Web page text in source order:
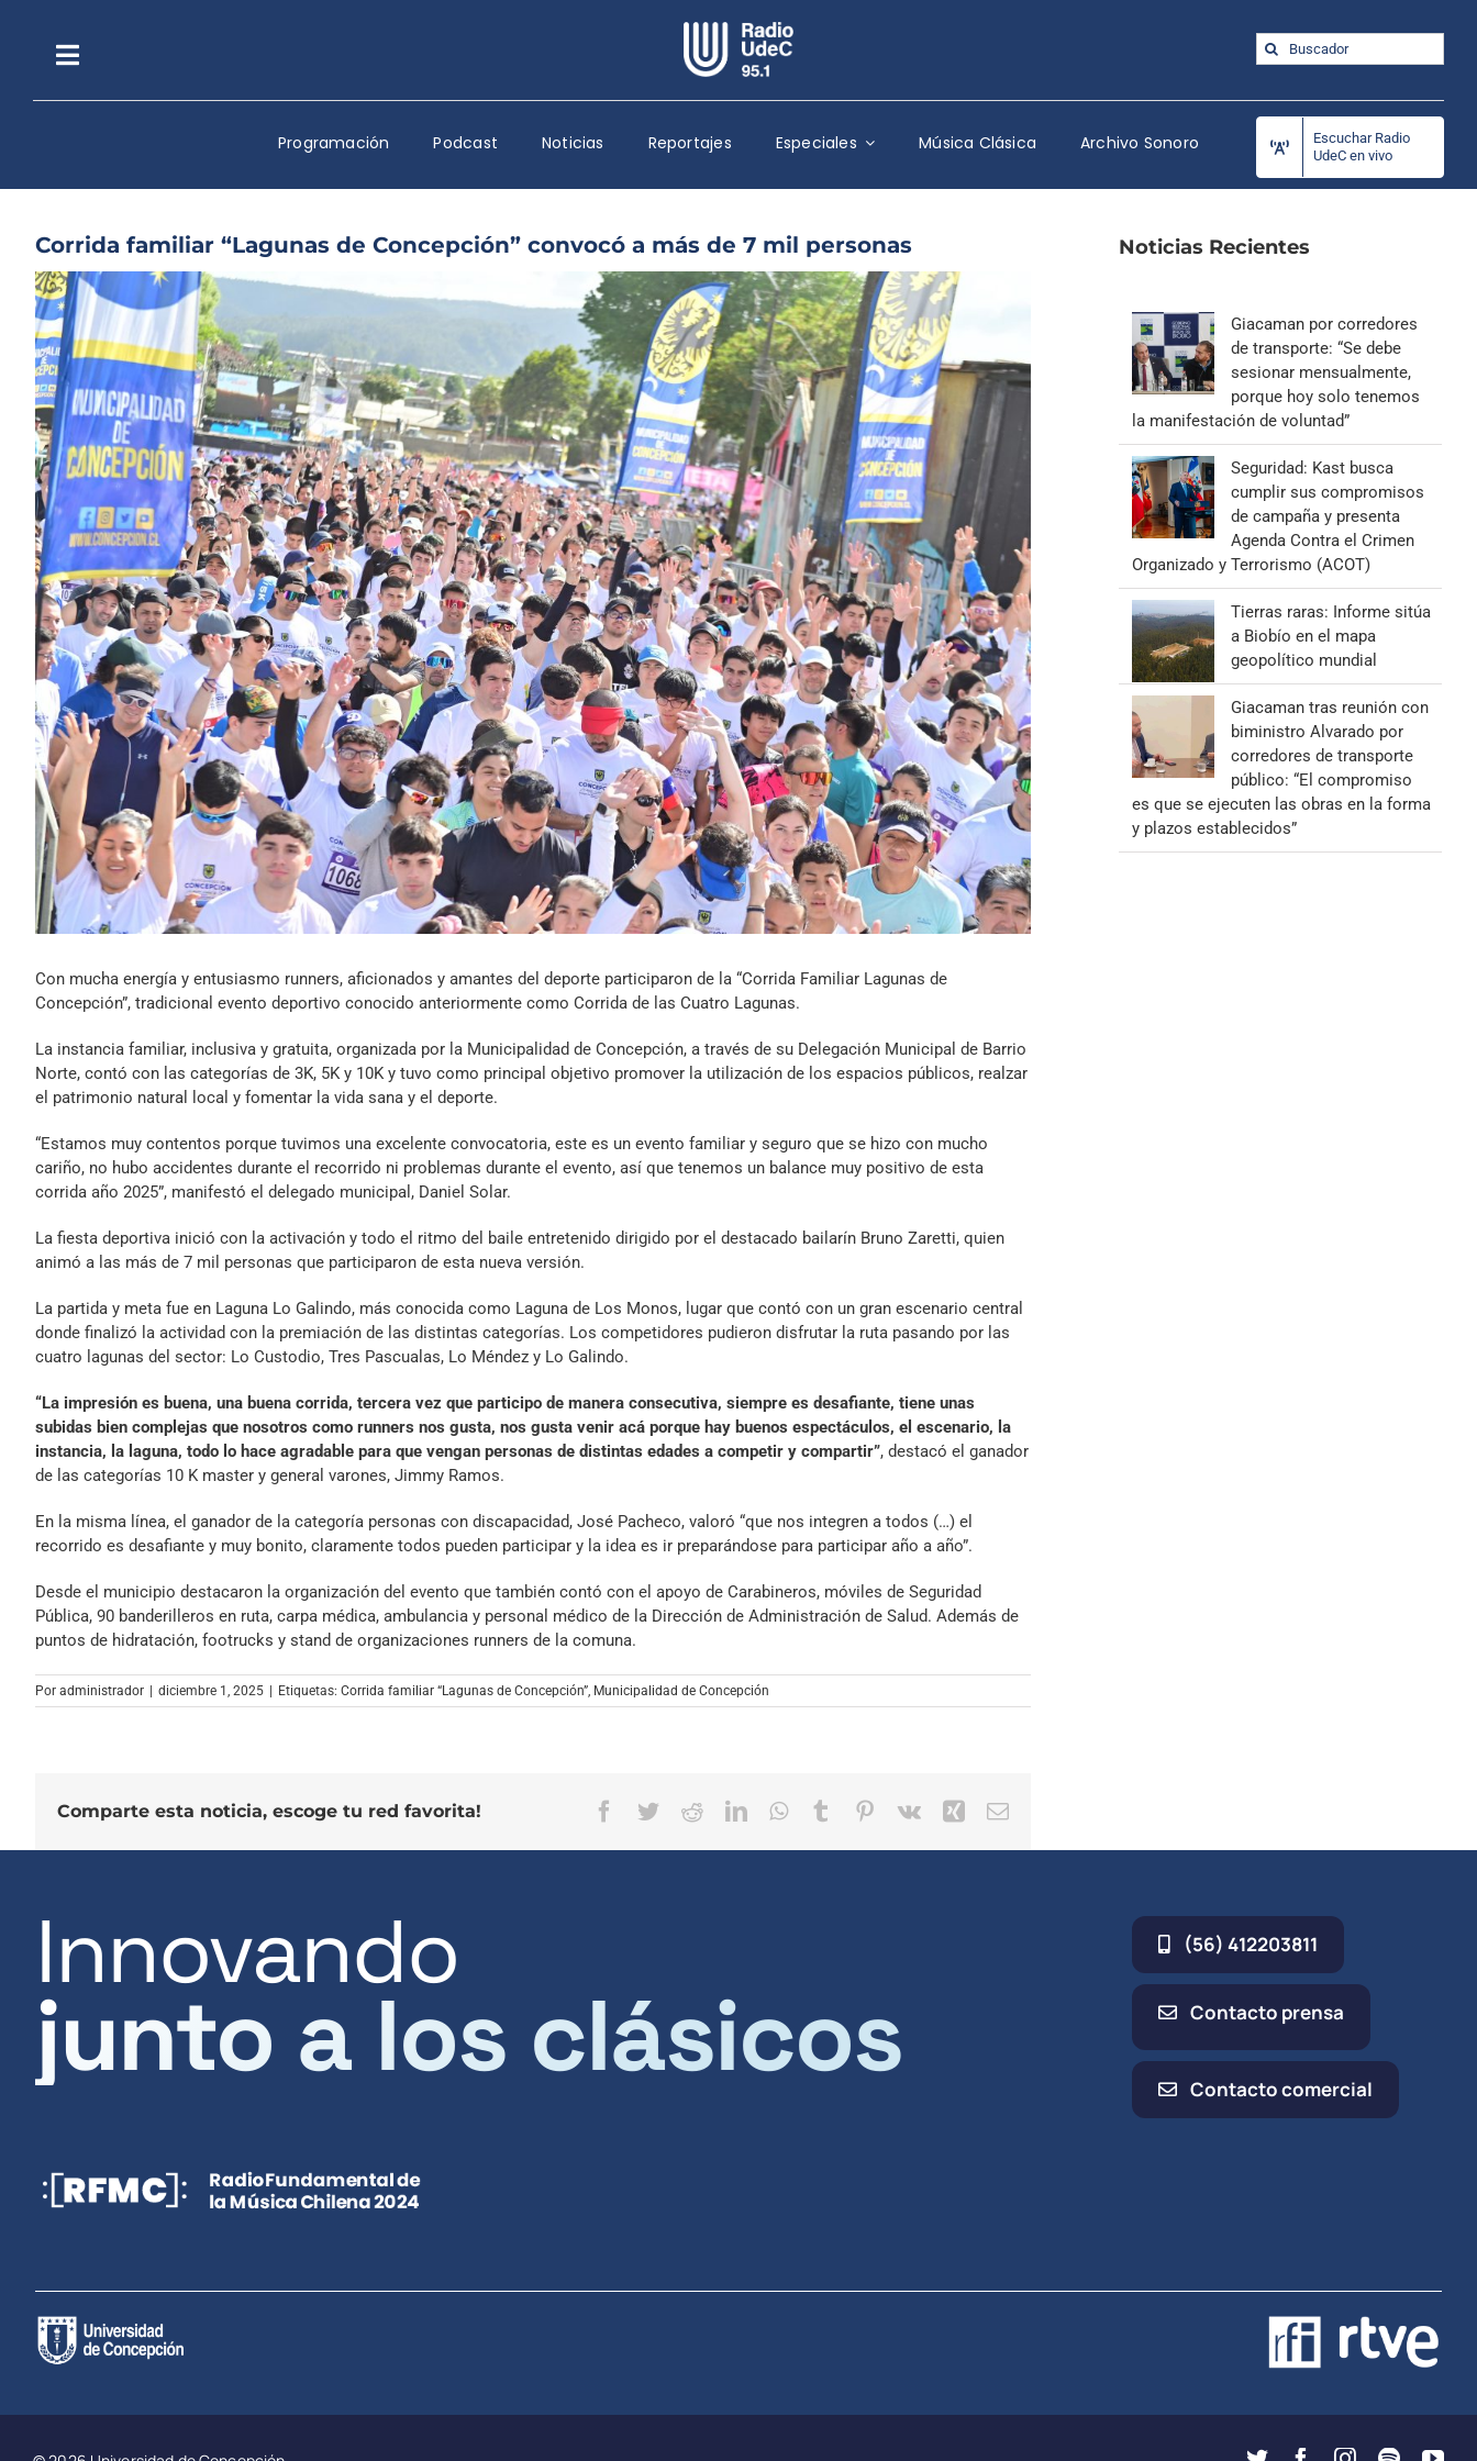
contenidoToggle
Navigation
Escuchar Radio UdeC en vivo
Quiénes Somos
Programación
Podcast
Noticias
Reportajes
Columnas
Música Clásica
Especiales
Archivo Sonoro
Buscar:
Programación Podcast Noticias Reportajes Especiales Música Clásica Archivo Sonoro
Escuchar Radio
UdeC en vivo
Corrida familiar “Lagunas de Concepción” convocó a más de 7 mil personas
Ver
imagen
más
grande
Con mucha energía y entusiasmo runners, aficionados y amantes del deporte participaron de la “Corrida Familiar Lagunas de
Concepción”, tradicional evento deportivo conocido anteriormente como Corrida de las Cuatro Lagunas.
La instancia familiar, inclusiva y gratuita, organizada por la Municipalidad de Concepción, a través de su Delegación Municipal de Barrio
Norte, contó con las categorías de 3K, 5K y 10K y tuvo como principal objetivo promover la utilización de los espacios públicos, realzar
el patrimonio natural local y fomentar la vida sana y el deporte.
“Estamos muy contentos porque tuvimos una excelente convocatoria, este es un evento familiar y seguro que se hizo con mucho
cariño, no hubo accidentes durante el recorrido ni problemas durante el evento, así que tenemos un balance muy positivo de esta
corrida año 2025”, manifestó el delegado municipal, Daniel Solar.
La fiesta deportiva inició con la activación y todo el ritmo del baile entretenido dirigido por el destacado bailarín Bruno Zaretti, quien
animó a las más de 7 mil personas que participaron de esta nueva versión.
La partida y meta fue en Laguna Lo Galindo, más conocida como Laguna de Los Monos, lugar que contó con un gran escenario central
donde finalizó la actividad con la premiación de las distintas categorías. Los competidores pudieron disfrutar la ruta pasando por las
cuatro lagunas del sector: Lo Custodio, Tres Pascualas, Lo Méndez y Lo Galindo.
“La impresión es buena, una buena corrida, tercera vez que participo de manera consecutiva, siempre es desafiante, tiene unas
subidas bien complejas que nosotros como runners nos gusta, nos gusta venir acá porque hay buenos espectáculos, el escenario, la
instancia, la laguna, todo lo hace agradable para que vengan personas de distintas edades a competir y compartir”, destacó el ganador
de las categorías 10 K master y general varones, Jimmy Ramos.
En la misma línea, el ganador de la categoría personas con discapacidad, José Pacheco, valoró “que nos integren a todos (…) el
recorrido es desafiante y muy bonito, claramente todos pueden participar y la idea es ir preparándose para participar año a año”.
Desde el municipio destacaron la organización del evento que también contó con el apoyo de Carabineros, móviles de Seguridad
Pública, 90 banderilleros en ruta, carpa médica, ambulancia y personal médico de la Dirección de Administración de Salud. Además de
puntos de hidratación, footrucks y stand de organizaciones runners de la comuna.
Por administrador | diciembre 1, 2025 | Etiquetas: Corrida familiar “Lagunas de Concepción” Municipalidad de Concepción
Comparte esta noticia, escoge tu red favorita! Facebook
TwitterRedditLinkedInWhatsApp
TumblrPinterest
Vk XingCorreo
Noticias Recientes
Giacaman por corredores
de transporte: “Se debe
sesionar mensualmente,
porque hoy solo tenemos
la manifestación de voluntad”
Seguridad: Kast busca
cumplir sus compromisos
de campaña y presenta
Agenda Contra el Crimen
Organizado y Terrorismo (ACOT)
Tierras raras: Informe sitúa
a Biobío en el mapa
geopolítico mundial
Giacaman tras reunión con
biministro Alvarado por
corredores de transporte
público: “El compromiso
es que se ejecuten las obras en la forma
y plazos establecidos”
Innovando
junto a los clásicos
(56) 412203811
Contacto prensa
Contacto comercial